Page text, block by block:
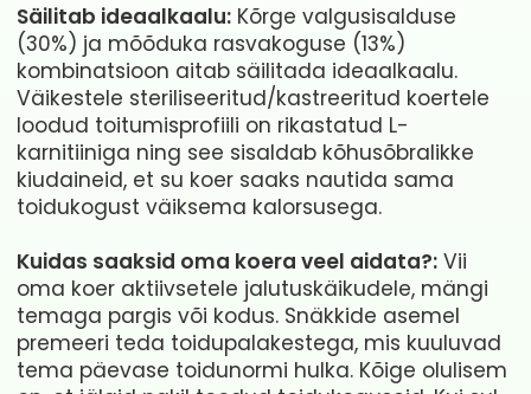
Säilitab ideaalkaalu: Kõrge valgusisalduse
(30%) ja mõõduka rasvakoguse (13%)
kombinatsioon aitab säilitada ideaalkaalu.
Väikestele steriliseeritud/kastreeritud koertele
loodud toitumisprofiili on rikastatud L-
karnitiiniga ning see sisaldab kõhusõbralikke
kiudaineid, et su koer saaks nautida sama
toidukogust väiksema kalorsusega.
Kuidas saaksid oma koera veel aidata?: Vii
oma koer aktiivsetele jalutuskäikudele, mängi
temaga pargis või kodus. Snäkkide asemel
premeeri teda toidupalakestega, mis kuuluvad
tema päevase toidunormi hulka. Kõige olulisem